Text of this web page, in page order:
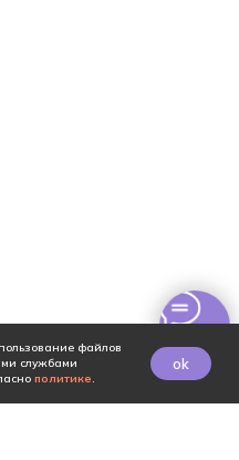
файлов
службами
политике.
ok